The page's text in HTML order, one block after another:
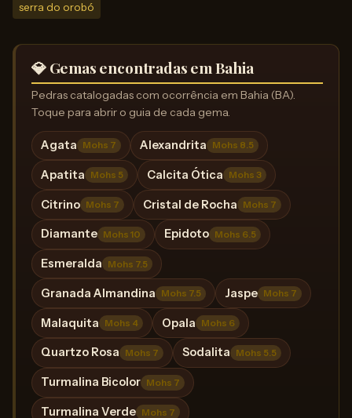
serra do orobó
💎 Gemas encontradas em Bahia
Pedras catalogadas com ocorrência em Bahia (BA).
Toque para abrir o guia de cada gema.
Agata Mohs 7 Alexandrita Mohs 8.5
Apatita Mohs 5 Calcita Ótica Mohs 3
Citrino Mohs 7 Cristal de Rocha Mohs 7
Diamante Mohs 10 Epidoto Mohs 6.5
Esmeralda Mohs 7.5
Granada Almandina Mohs 7.5 Jaspe Mohs 7
Malaquita Mohs 4 Opala Mohs 6
Quartzo Rosa Mohs 7 Sodalita Mohs 5.5
Turmalina Bicolor Mohs 7
Turmalina Verde Mohs 7